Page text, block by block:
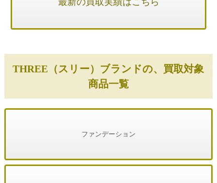
THREE（スリー）ブランドの、買取対象
商品一覧
ファンデーション